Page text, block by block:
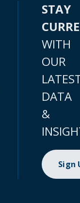
STAY
WITH
OUR
DATA
&
Sign